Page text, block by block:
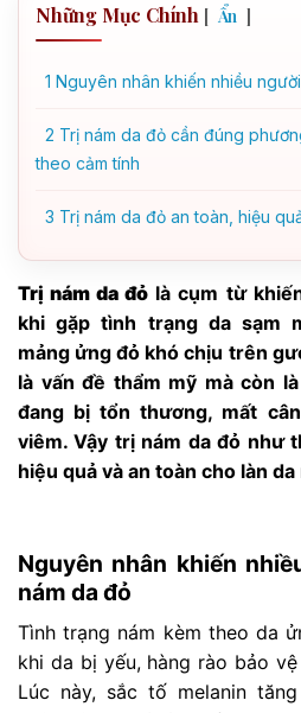
Những Mục Chính [ Ẩn ]
1 Nguyên nhân khiến nhiều
2 Trị nám da đỏ cần đúng
theo cảm tính
3 Trị nám da đỏ an toàn, hiệu
Trị nám da đỏ là cụm từ
khi gặp tình trạng da sạm
mảng ửng đỏ khó chịu trên
là vấn đề thẩm mỹ mà còn
đang bị tổn thương, mất
viêm. Vậy trị nám da đỏ như
hiệu quả và an toàn cho làn
Nguyên nhân khiến
nám da đỏ
Tình trạng nám kèm theo da
khi da bị yếu, hàng rào bảo
Lúc này, sắc tố melanin